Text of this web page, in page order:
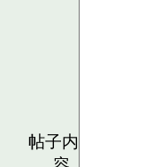
帖子内